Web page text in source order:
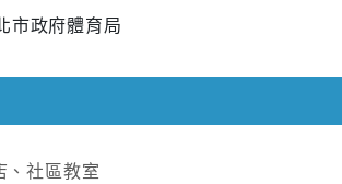
市政府體育局
、社區教室